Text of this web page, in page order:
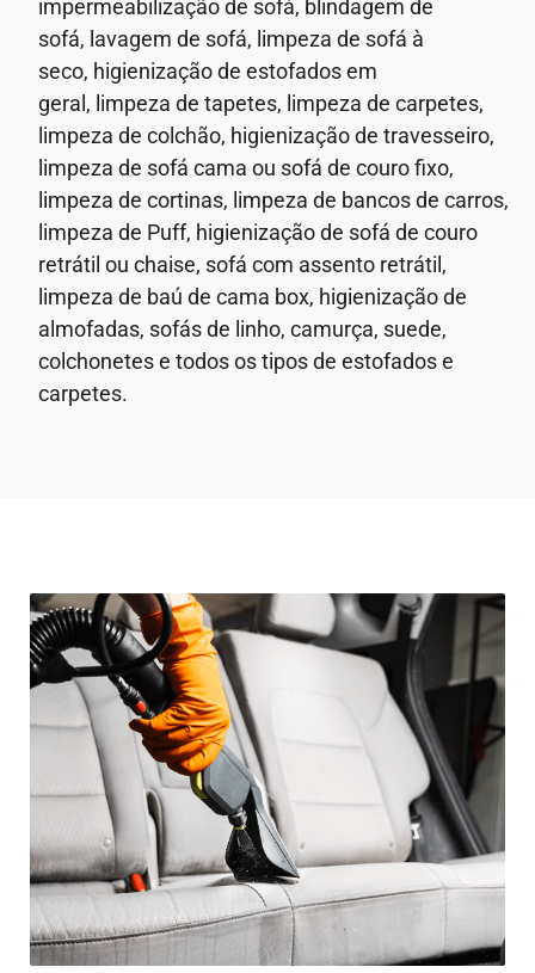
impermeabilização de sofá, blindagem de
sofá, lavagem de sofá, limpeza de sofá à
seco, higienização de estofados em
geral, limpeza de tapetes, limpeza de carpetes,
limpeza de colchão, higienização de travesseiro,
limpeza de sofá cama ou sofá de couro fixo,
limpeza de cortinas, limpeza de bancos de carros,
limpeza de Puff, higienização de sofá de couro
retrátil ou chaise, sofá com assento retrátil,
limpeza de baú de cama box, higienização de
almofadas, sofás de linho, camurça, suede,
colchonetes e todos os tipos de estofados e
carpetes.